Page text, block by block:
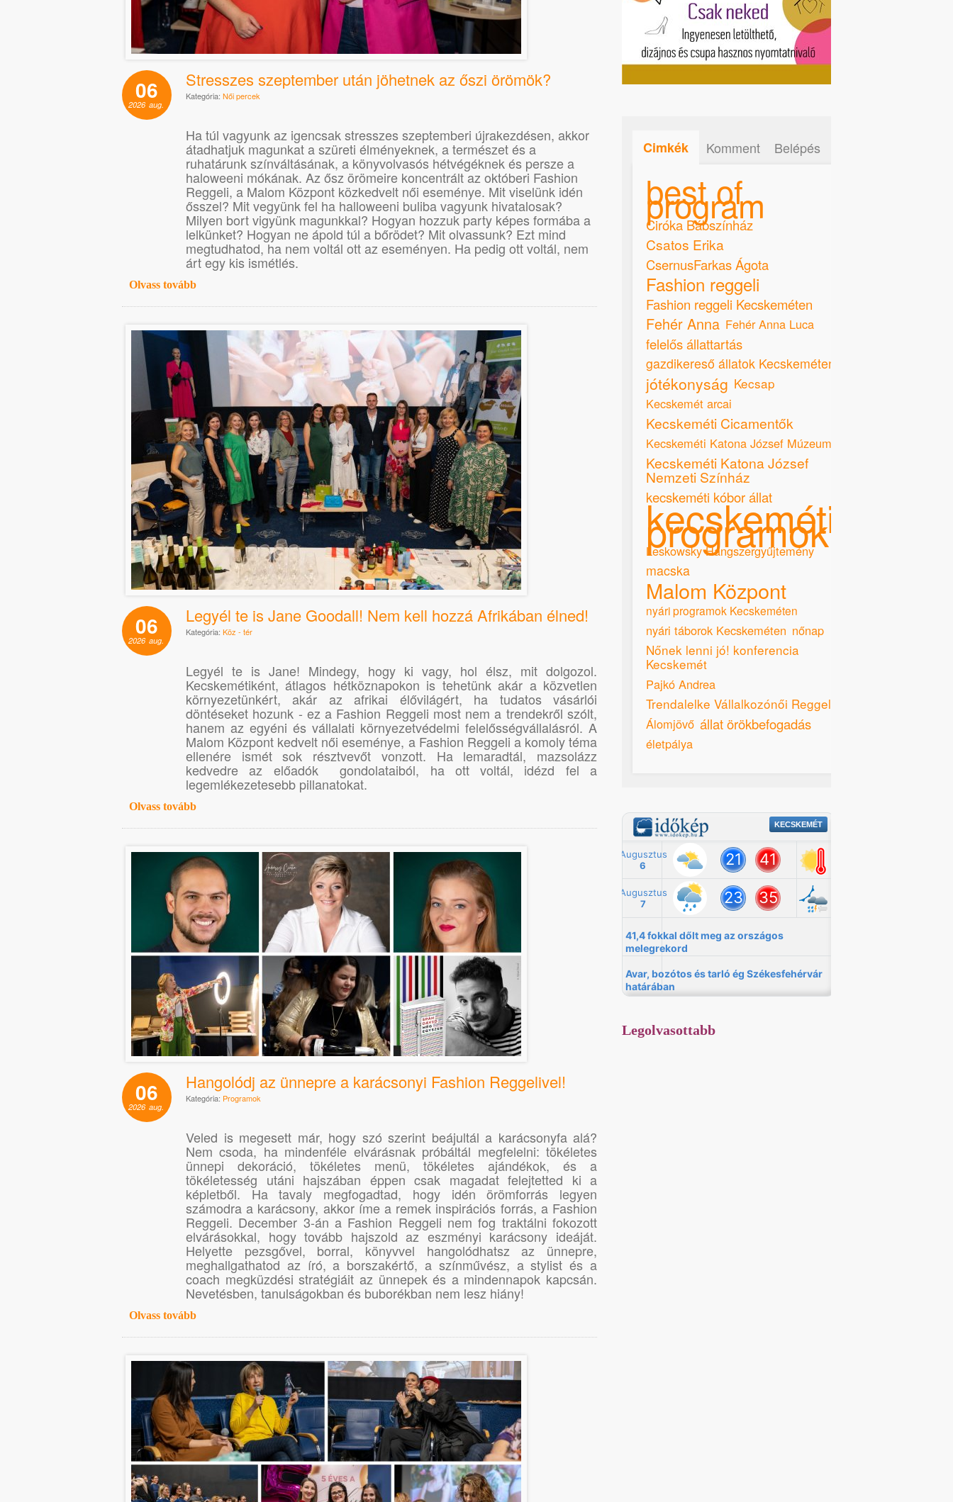
06
2026 aug.
Stresszes szeptember után jöhetnek az őszi örömök?
Kategória: Női percek
Ha túl vagyunk az igencsak stresszes szeptemberi újrakezdésen, akkor
átadhatjuk magunkat a szüreti élményeknek, a természet és a
ruhatárunk színváltásának, a könyvolvasós hétvégéknek és persze a
haloweeni mókának. Az ősz örömeire koncentrált az októberi Fashion
Reggeli, a Malom Központ közkedvelt női eseménye. Mit viselünk idén
ősszel? Mit vegyünk fel ha halloweeni buliba vagyunk hivatalosak?
Milyen bort vigyünk magunkkal? Hogyan hozzuk party képes formába a
lelkünket? Hogyan ne ápold túl a bőrödet? Mit olvassunk? Ezt mind
megtudhatod, ha nem voltál ott az eseményen. Ha pedig ott voltál, nem
árt egy kis ismétlés.
Olvass tovább
06
2026 aug.
Legyél te is Jane Goodall! Nem kell hozzá Afrikában élned!
Kategória: Köz - tér
Legyél te is Jane! Mindegy, hogy ki vagy, hol élsz, mit dolgozol.
Kecskemétiként, átlagos hétköznapokon is tehetünk akár a közvetlen
környezetünkért, akár az afrikai élővilágért, ha tudatos vásárlói
döntéseket hozunk - ez a Fashion Reggeli most nem a trendekről szólt,
hanem az egyéni és vállalati környezetvédelmi felelősségvállalásról. A
Malom Központ kedvelt női eseménye, a Fashion Reggeli a komoly téma
ellenére ismét sok résztvevőt vonzott. Ha lemaradtál, mazsolázz
kedvedre az előadók gondolataiból, ha ott voltál, idézd fel a
legemlékezetesebb pillanatokat.
Olvass tovább
06
2026 aug.
Hangolódj az ünnepre a karácsonyi Fashion Reggelivel!
Kategória: Programok
Veled is megesett már, hogy szó szerint beájultál a karácsonyfa alá?
Nem csoda, ha mindenféle elvárásnak próbáltál megfelelni: tökéletes
ünnepi dekoráció, tökéletes menü, tökéletes ajándékok, és a
tökéletesség utáni hajszában éppen csak magadat felejtetted ki a
képletből. Ha tavaly megfogadtad, hogy idén örömforrás legyen
számodra a karácsony, akkor íme a remek inspirációs forrás, a Fashion
Reggeli. December 3-án a Fashion Reggeli nem fog traktálni fokozott
elvárásokkal, hogy tovább hajszold az eszményi karácsony ideáját.
Helyette pezsgővel, borral, könyvvel hangolódhatsz az ünnepre,
meghallgathatod az író, a borszakértő, a színművész, a stylist és a
coach megküzdési stratégiáit az ünnepek és a mindennapok kapcsán.
Nevetésben, tanulságokban és buborékban nem lesz hiány!
Olvass tovább
Cimkék Komment Belépés
best of
program
Ciróka Bábszínház
Csatos Erika
CsernusFarkas Ágota
Fashion reggeli
Fashion reggeli Kecskeméten
Fehér Anna Fehér Anna Luca
felelős állattartás
gazdikereső állatok Kecskeméten
jótékonyság Kecsap
Kecskemét arcai
Kecskeméti Cicamentők
Kecskeméti Katona József Múzeum
Kecskeméti Katona József
Nemzeti Színház
kecskeméti kóbor állat
kecskeméti
programok
Leskowsky Hangszergyűjtemény
macska
Malom Központ
nyári programok Kecskeméten
nyári táborok Kecskeméten nőnap
Nőnek lenni jó! konferencia
Kecskemét
Pajkó Andrea
Trendalelke Vállalkozónői Reggeli
Álomjövő állat örökbefogadás
életpálya
Legolvasottabb